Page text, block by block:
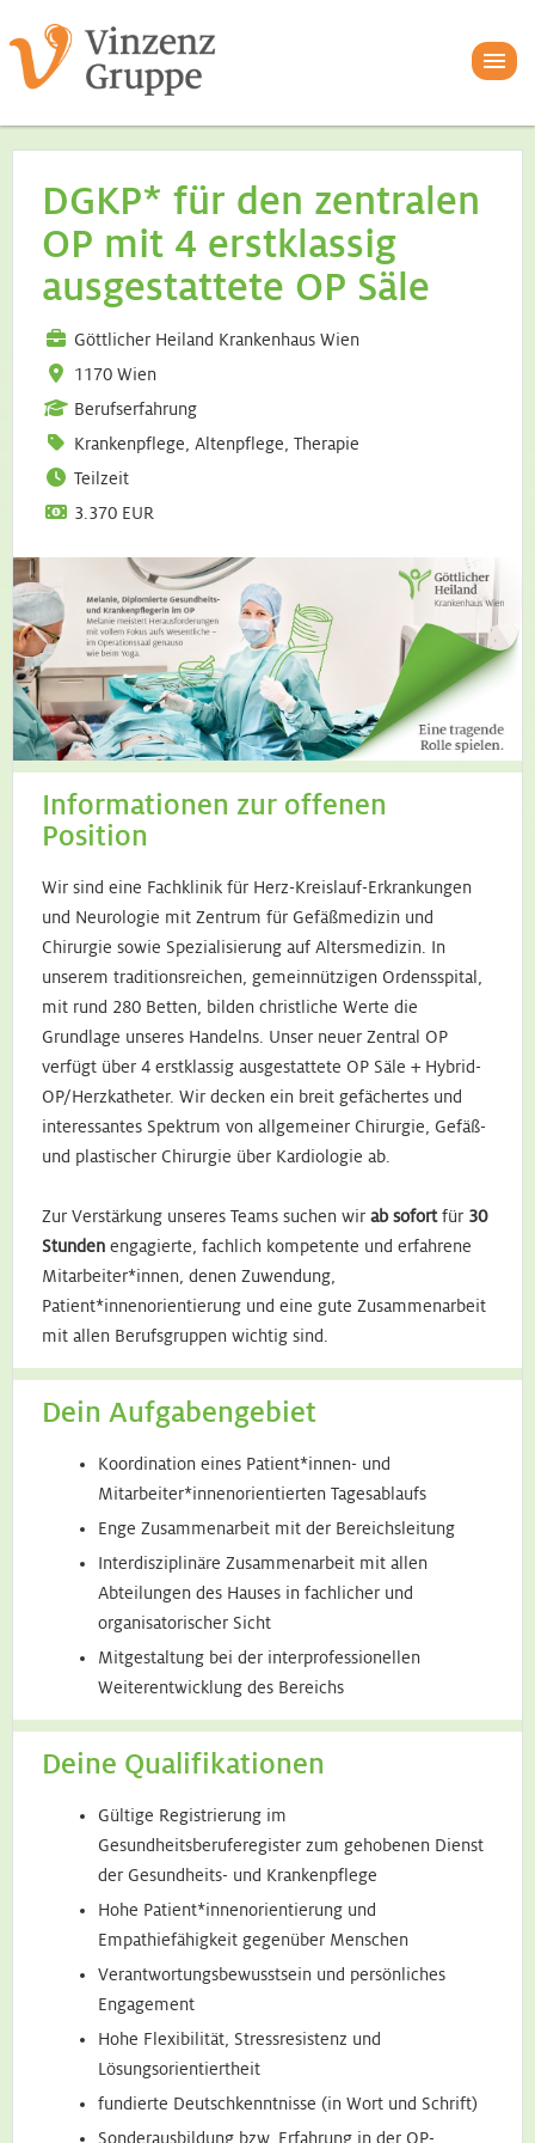
DGKP* für den zentralen
OP mit 4 erstklassig
ausgestattete OP Säle
Göttlicher Heiland Krankenhaus Wien
1170 Wien
Berufserfahrung
Krankenpflege, Altenpflege, Therapie
Teilzeit
3.370 EUR
Informationen zur offenen
Position
Wir sind eine Fachklinik für Herz-Kreislauf-Erkrankungen
und Neurologie mit Zentrum für Gefäßmedizin und
Chirurgie sowie Spezialisierung auf Altersmedizin. In
unserem traditionsreichen, gemeinnützigen Ordensspital,
mit rund 280 Betten, bilden christliche Werte die
Grundlage unseres Handelns. Unser neuer Zentral OP
verfügt über 4 erstklassig ausgestattete OP Säle + Hybrid-
OP/Herzkatheter. Wir decken ein breit gefächertes und
interessantes Spektrum von allgemeiner Chirurgie, Gefäß-
und plastischer Chirurgie über Kardiologie ab.
Zur Verstärkung unseres Teams suchen wir ab sofortfür 30
Stunden engagierte, fachlich kompetente und erfahrene
Mitarbeiter*innen, denen Zuwendung,
Patient*innenorientierung und eine gute Zusammenarbeit
mit allen Berufsgruppen wichtig sind.
Dein Aufgabengebiet
Koordination eines Patient*innen- und
Mitarbeiter*innenorientierten Tagesablaufs
Enge Zusammenarbeit mit der Bereichsleitung
Interdisziplinäre Zusammenarbeit mit allen
Abteilungen des Hauses in fachlicher und
organisatorischer Sicht
Mitgestaltung bei der interprofessionellen
Weiterentwicklung des Bereichs
Deine Qualifikationen
Gültige Registrierung im
Gesundheitsberuferegister zum gehobenen Dienst
der Gesundheits- und Krankenpflege
Hohe Patient*innenorientierung und
Empathiefähigkeit gegenüber Menschen
Verantwortungsbewusstsein und persönliches
Engagement
Hohe Flexibilität, Stressresistenz und
Lösungsorientiertheit
fundierte Deutschkenntnisse (in Wort und Schrift)
Sonderausbildung bzw. Erfahrung in der OP-